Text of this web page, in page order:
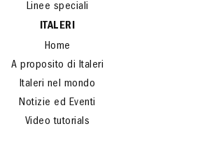
Linee speciali
ITALERI
Home
A proposito di Italeri
Italeri nel mondo
Notizie ed Eventi
Video tutorials